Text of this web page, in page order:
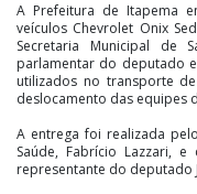
A Prefeitura de Itapema
veículos Chevrolet Onix
Secretaria Municipal de
parlamentar do deputado
utilizados no transporte
deslocamento das equipes
A entrega foi realizada
Saúde, Fabrício Lazzari,
representante do deputado